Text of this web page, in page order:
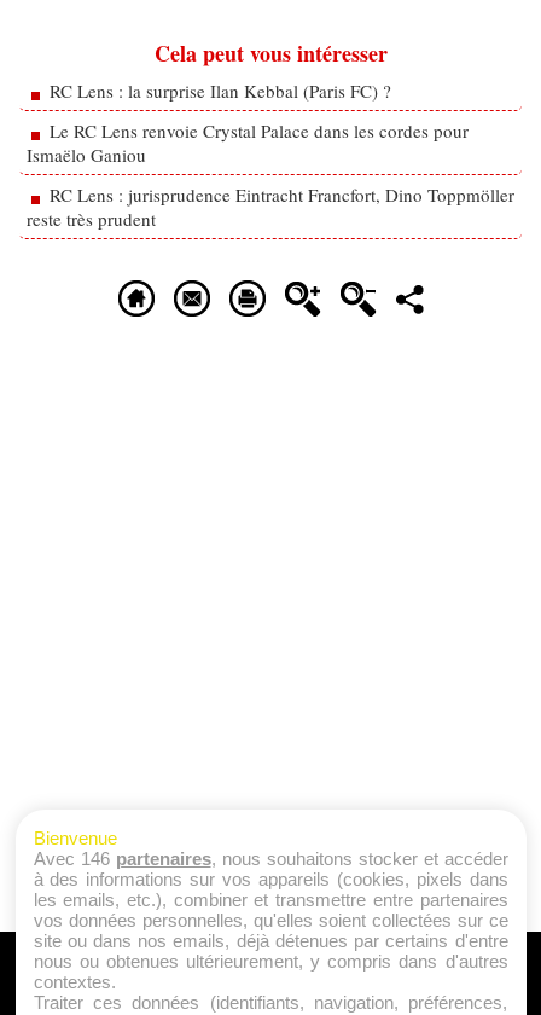
Cela peut vous intéresser
RC Lens : la surprise Ilan Kebbal (Paris FC) ?
Le RC Lens renvoie Crystal Palace dans les cordes pour
Ismaëlo Ganiou
RC Lens : jurisprudence Eintracht Francfort, Dino Toppmöller
reste très prudent
A PROPOS
Qui sommes nous ?
Bienvenue
Avec 146 partenaires, nous souhaitons stocker et accéder
à des informations sur vos appareils (cookies, pixels dans
les emails, etc.), combiner et transmettre entre partenaires
vos données personnelles, qu'elles soient collectées sur ce
site ou dans nos emails, déjà détenues par certains d'entre
nous ou obtenues ultérieurement, y compris dans d'autres
contextes.
Traiter ces données (identifiants, navigation, préférences,